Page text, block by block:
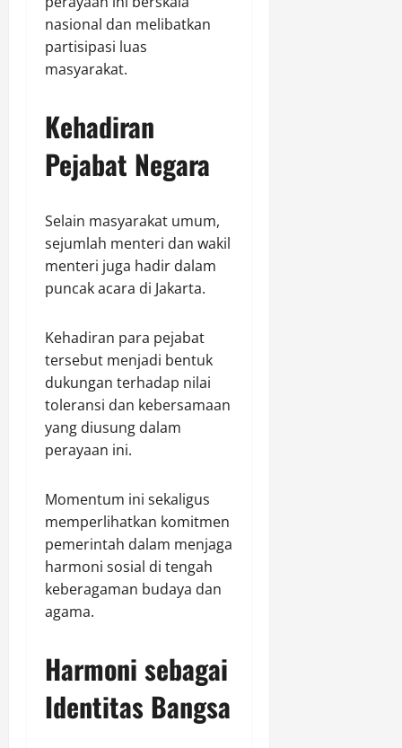
nasional dan melibatkan
partisipasi luas
masyarakat.
Kehadiran
Pejabat Negara
Selain masyarakat umum,
sejumlah menteri dan wakil
menteri juga hadir dalam
puncak acara di Jakarta.
Kehadiran para pejabat
tersebut menjadi bentuk
dukungan terhadap nilai
toleransi dan kebersamaan
yang diusung dalam
perayaan ini.
Momentum ini sekaligus
memperlihatkan komitmen
pemerintah dalam menjaga
harmoni sosial di tengah
keberagaman budaya dan
agama.
Harmoni sebagai
Identitas Bangsa